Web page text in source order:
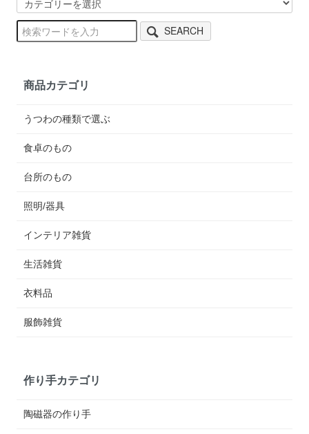
SEARCH
商品カテゴリ
うつわの種類で選ぶ
食卓のもの
台所のもの
照明/器具
インテリア雑貨
生活雑貨
衣料品
服飾雑貨
作り手カテゴリ
陶磁器の作り手